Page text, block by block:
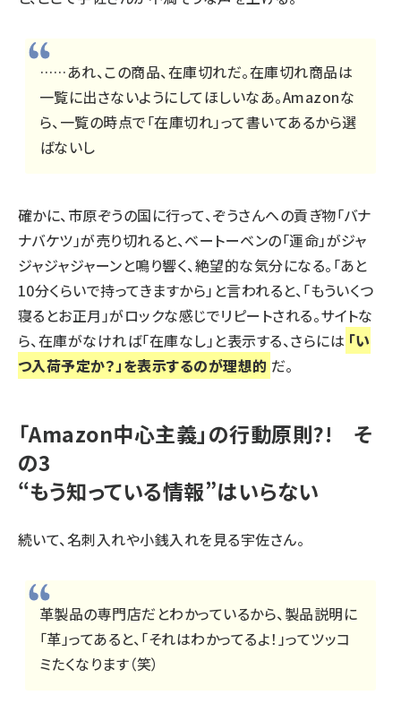
……あれ、この商品、在庫切れだ。在庫切れ商品は
一覧に出さないようにしてほしいなあ。Amazonな
ら、一覧の時点で「在庫切れ」って書いてあるから選
ばないし
確かに、市原ぞうの国に行って、ぞうさんへの貢ぎ物「バナ
ナバケツ」が売り切れると、ベートーベンの「運命」がジャ
ジャジャジャーンと鳴り響く、絶望的な気分になる。 「あと
10分くらいで持ってきますから」と言われると、「もういくつ
寝るとお正月」がロックな感じでリピートされる。サイトな
ら、在庫がなければ「在庫なし」と表示する、さらには 「い
つ入荷予定か？」を表示するのが理想的 だ。
「Amazon中心主義」の行動原則?! そ
の3
“もう知っている情報”はいらない
続いて、名刺入れや小銭入れを見る宇佐さん。
革製品の専門店だとわかっているから、製品説明に
「革」ってあると、「それはわかってるよ！」ってツッコ
ミたくなります（笑）